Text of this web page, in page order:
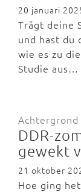
20 januari
Trägt deine
und hast du
wie es zu
Studie aus…
Achtergrond
DDR-
gewekt
21 oktober
Hoe ging